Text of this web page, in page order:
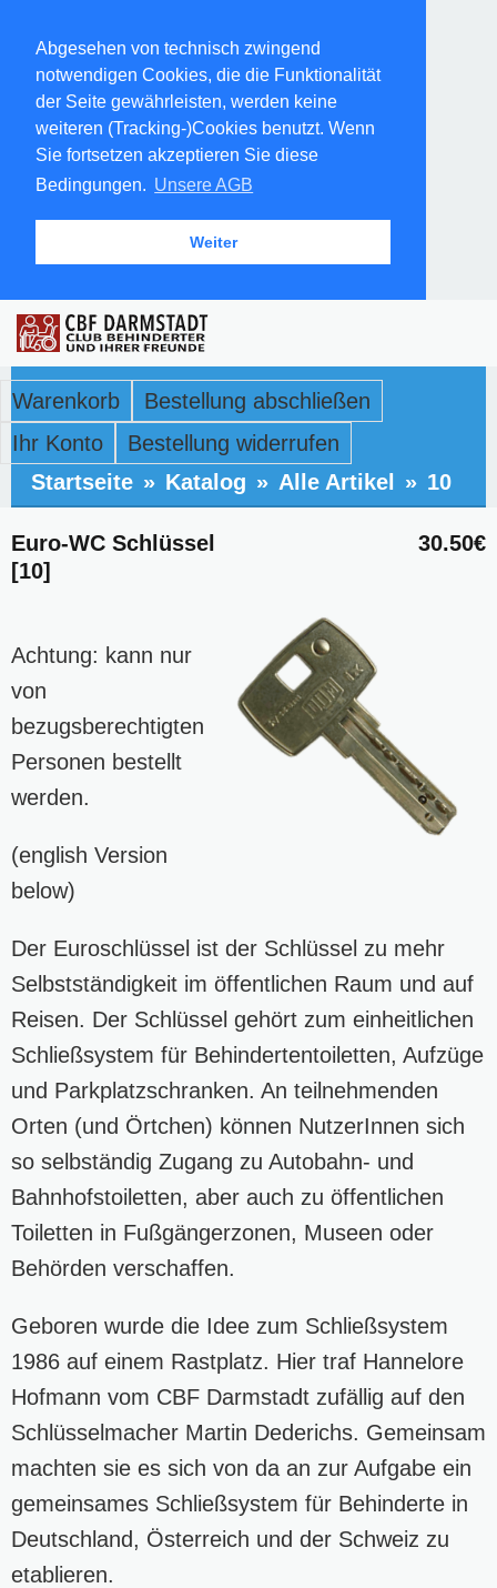
Abgesehen von technisch zwingend
notwendigen Cookies, die die Funktionalität
der Seite gewährleisten, werden keine
weiteren (Tracking-)Cookies benutzt. Wenn
Sie fortsetzen akzeptieren Sie diese
Bedingungen. Unsere AGB
Weiter
Warenkorb
Bestellung abschließen
Ihr Konto
Bestellung widerrufen
Startseite » Katalog » Alle Artikel » 10
30.50€
Euro-WC Schlüssel
[10]
Achtung: kann nur
von
bezugsberechtigten
Personen bestellt
werden.
(english Version
below)
Der Euroschlüssel ist der Schlüssel zu mehr
Selbstständigkeit im öffentlichen Raum und auf
Reisen. Der Schlüssel gehört zum einheitlichen
Schließsystem für Behindertentoiletten, Aufzüge
und Parkplatzschranken. An teilnehmenden
Orten (und Örtchen) können NutzerInnen sich
so selbständig Zugang zu Autobahn- und
Bahnhofstoiletten, aber auch zu öffentlichen
Toiletten in Fußgängerzonen, Museen oder
Behörden verschaffen.
Geboren wurde die Idee zum Schließsystem
1986 auf einem Rastplatz. Hier traf Hannelore
Hofmann vom CBF Darmstadt zufällig auf den
Schlüsselmacher Martin Dederichs. Gemeinsam
machten sie es sich von da an zur Aufgabe ein
gemeinsames Schließsystem für Behinderte in
Deutschland, Österreich und der Schweiz zu
etablieren.